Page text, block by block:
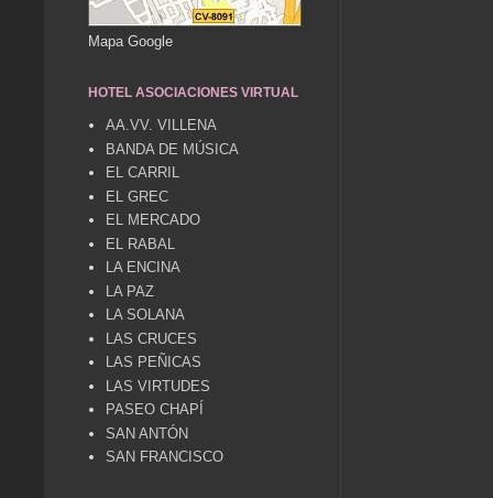
Mapa Google
HOTEL ASOCIACIONES VIRTUAL
AA.VV. VILLENA
BANDA DE MÚSICA
EL CARRIL
EL GREC
EL MERCADO
EL RABAL
LA ENCINA
LA PAZ
LA SOLANA
LAS CRUCES
LAS PEÑICAS
LAS VIRTUDES
PASEO CHAPÍ
SAN ANTÓN
SAN FRANCISCO